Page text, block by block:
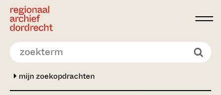
Ga direct naar de inhoud
mijn zoekopdrachten